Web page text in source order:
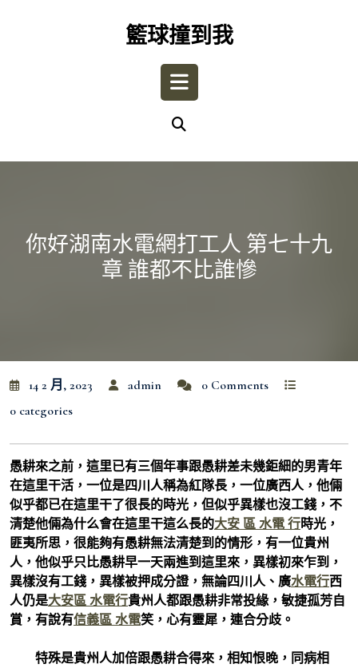
籃球撞到我
Open
你好湖南水電網打工人 第七十九
章 誰都不比誰慘
14 2 月, 2023 admin
0 Comments
0 categories
愚耕來之前，這里已有三個年事跟愚耕差未幾鉅細的男青年
在這里干活，一位是四川人稱為紅隊長，一位廣西人，他倆
似乎都已在這里干了很長的時光，但似乎異樣也沒工錢，不
清楚他倆為什么會在這里干這么長的大安 區 水電 行時光，
匪夷所思，很能夠有愚耕無法清楚到的情形，有一位貴州
人，他似乎只比愚耕早一天兩進到這里來，異樣初來乍到，
異樣沒有工錢，異樣被押成分證，無論四川人、廣水電行西
人仍是大安區 水電行貴州人都跟愚耕非常投緣，敏捷孤芳自
賞，有說有信義區 水電笑，心有靈犀，連合分歧。
特殊是貴州人加倍跟愚耕合得來，相知恨晚，同病相